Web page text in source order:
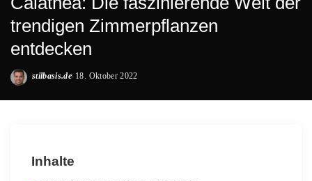
trendigen Zimmerpflanzen
entdecken
Posted
stilbasis.de 18. Oktober 2022
Inhalte